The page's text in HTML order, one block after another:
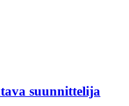
suunnittelija